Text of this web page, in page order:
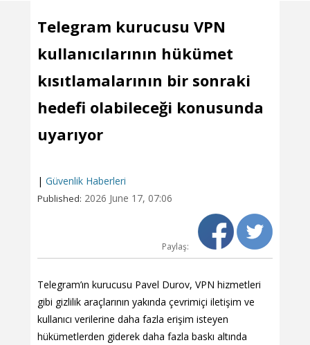
Telegram kurucusu VPN
kullanıcılarının hükümet
kısıtlamalarının bir sonraki
hedefi olabileceği konusunda
uyarıyor
| Güvenlik Haberleri
Published: 2026 June 17, 07:06
Paylaş:
Telegram’ın kurucusu Pavel Durov, VPN hizmetleri
gibi gizlilik araçlarının yakında çevrimiçi iletişim ve
kullanıcı verilerine daha fazla erişim isteyen
hükümetlerden giderek daha fazla baskı altında